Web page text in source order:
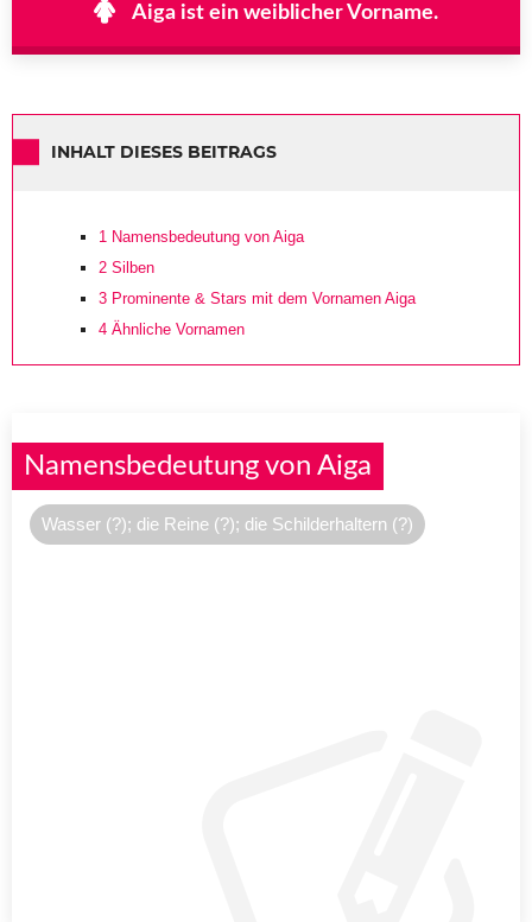
Aiga ist ein weiblicher Vorname.
INHALT DIESES BEITRAGS
1 Namensbedeutung von Aiga
2 Silben
3 Prominente & Stars mit dem Vornamen Aiga
4 Ähnliche Vornamen
Namensbedeutung von Aiga
Wasser (?); die Reine (?); die Schilderhaltern (?)